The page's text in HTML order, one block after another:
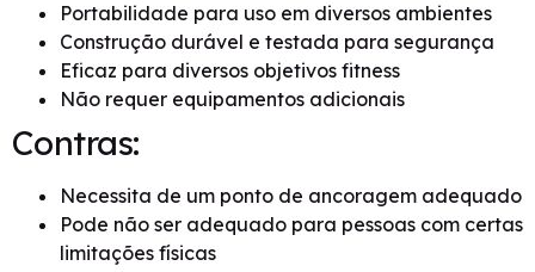
Portabilidade para uso em diversos ambientes
Construção durável e testada para segurança
Eficaz para diversos objetivos fitness
Não requer equipamentos adicionais
Contras:
Necessita de um ponto de ancoragem adequado
Pode não ser adequado para pessoas com certas
limitações físicas